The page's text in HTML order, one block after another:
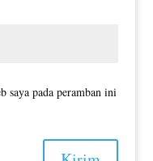
saya pada peramban ini